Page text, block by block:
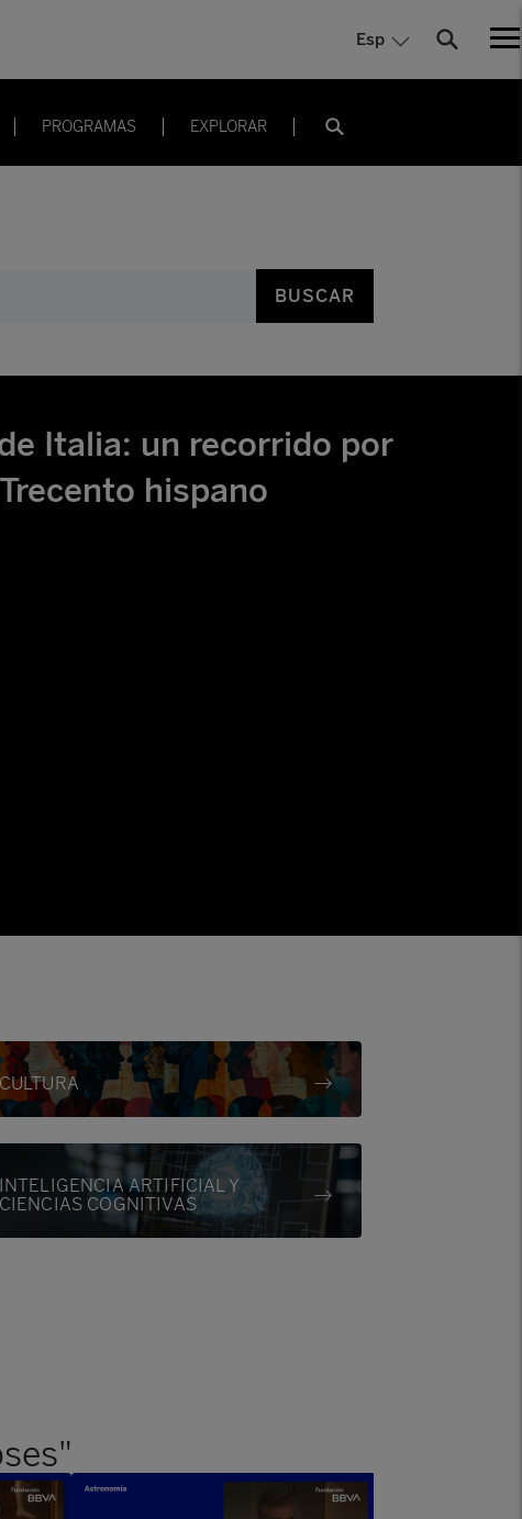
Esp
PROGRAMAS EXPLORAR
BUSCAR
Italia: un recorrido por
hispano
CULTURA
INTELIGENCIA ARTIFICIAL Y
CIENCIAS COGNITIVAS